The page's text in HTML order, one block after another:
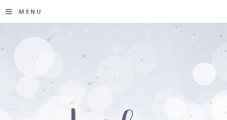
≡ MENU